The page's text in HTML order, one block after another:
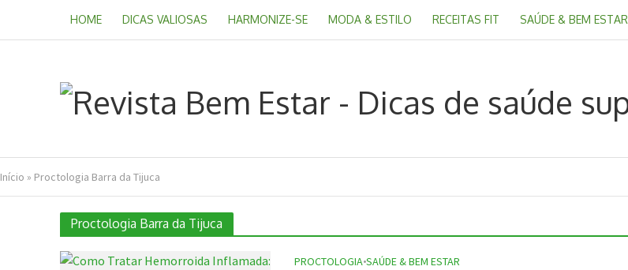
HOME DICAS VALIOSAS HARMONIZE-SE MODA & ESTILO RECEITAS FIT SAÚDE & BEM ESTAR
Início » Proctologia Barra da Tijuca
Proctologia Barra da Tijuca
PROCTOLOGIA•SAÚDE & BEM ESTAR